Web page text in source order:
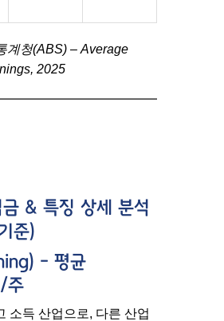
계청(ABS) – Average
2025
& 특징 상세 분석
준)
– 평균
주
소득 산업으로, 다른 산업